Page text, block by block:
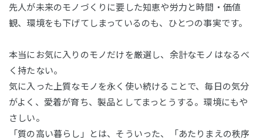
先人が未来のモノづくりに要した知恵や労力と時間・価値
観、環境をも下げてしまっているのも、ひとつの事実です。
本当にお気に入りのモノだけを厳選し、余計なモノはなるべ
く持たない。
気に入った上質なモノを永く使い続けることで、毎日の気分
がよく、愛着が育ち、製品としてまっとうする。環境にもや
さしい。
「質の高い暮らし」とは、そういった、「あたりまえの秩序